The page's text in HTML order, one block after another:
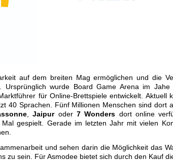
auf dem breiten Mag ermöglichen und die
Ursprünglich wurde Board Game Arena im
für Online-Brettspiele entwickelt. Aktuell
40 Sprachen. Fünf Millionen Menschen sind dort
,Jaipur oder 7 Wonders dort online
gespielt. Gerade im letzten Jahr mit vielen
und sehen darin die Möglichkeit das
zu sein. Für Asmodee bietet sich durch den Kauf